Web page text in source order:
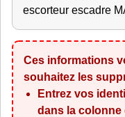
escorteur escadre
Ces informations
souhaitez les
Entrez vos
dans la colonne